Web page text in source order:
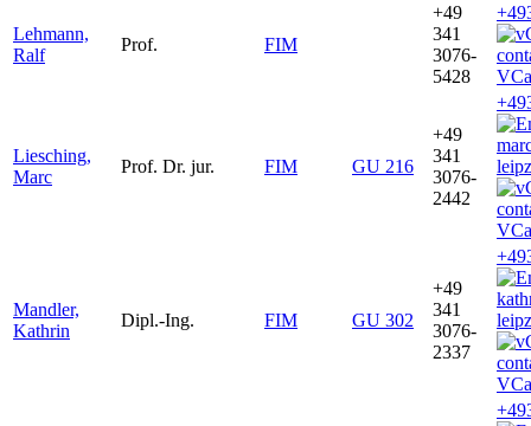
Lehmann,
Ralf
Prof. FIM
+49
341
3076-
5428
Liesching,
Marc
Prof. Dr. jur. FIM GU 216
+49
341
3076-
2442
Mandler,
Kathrin
Dipl.-Ing. FIM GU 302
+49
341
3076-
2337